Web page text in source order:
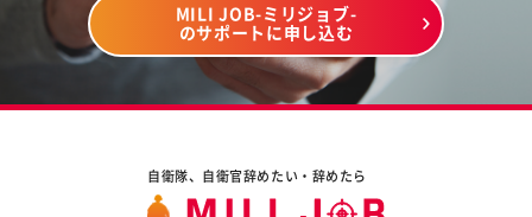
MILI JOB-ミリジョブ-
のサポートに申し込む
自衛隊、自衛官辞めたい・辞めたら